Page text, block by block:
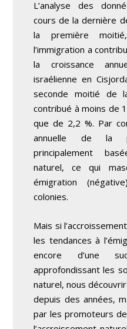
L’analyse des
cours de la dernière
la première
l’immigration a
la croissance
israélienne en
seconde moitié de
contribué à moins de
que de 2,2 %. Par
annuelle de la
principalement
naturel, ce qui
émigration
colonies.
Mais si
les tendances à
encore d’une
approfondissant les
naturel, nous
depuis des années,
par les promoteurs